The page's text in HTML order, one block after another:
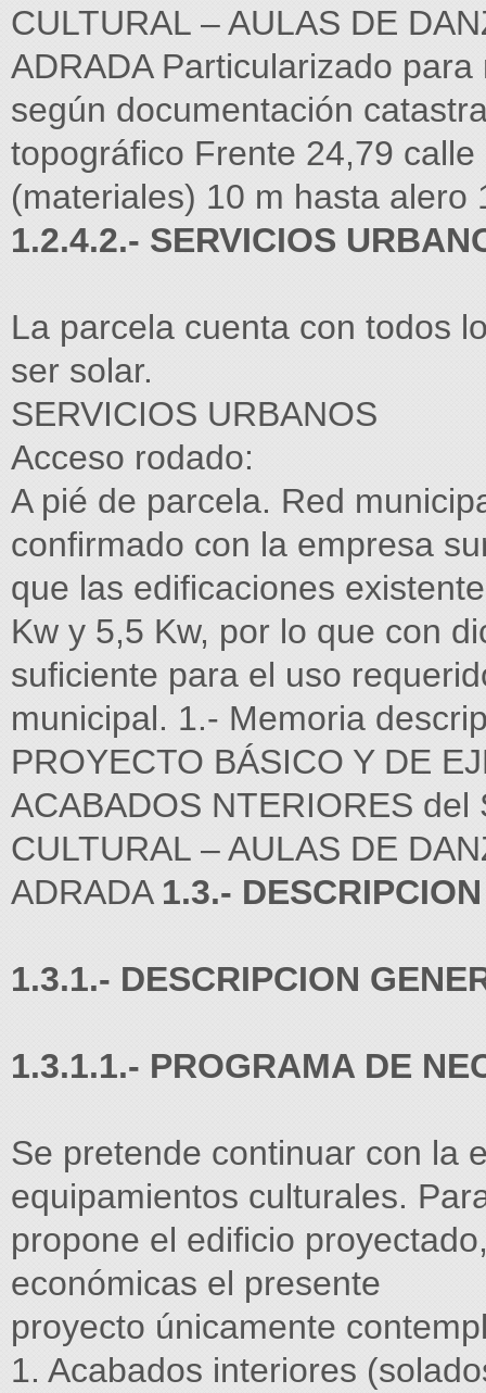
CULTURAL – AULAS DE
ADRADA Particularizado
según documentación
topográfico Frente 24,79
(materiales) 10 m hasta alero
1.2.4.2.- SERVICIOS
La parcela cuenta con todos
ser solar.
SERVICIOS URBANOS
Acceso rodado:
A pié de parcela. Red
confirmado con la empresa
que las edificaciones
Kw y 5,5 Kw, por lo que con
suficiente para el uso
municipal. 1.- Memoria
PROYECTO BÁSICO Y DE
ACABADOS NTERIORES
CULTURAL – AULAS DE
ADRADA 1.3.-
1.3.1.- DESCRIPCION
1.3.1.1.- PROGRAMA DE
Se pretende continuar con la
equipamientos culturales.
propone el edificio
económicas el presente
proyecto únicamente
1. Acabados interiores